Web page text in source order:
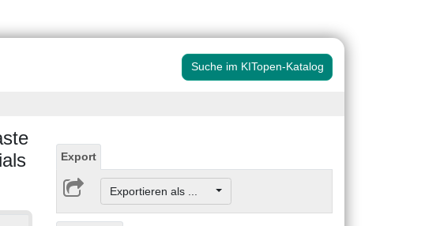
Suche im KITopen-Katalog
Export
Exportieren als ...